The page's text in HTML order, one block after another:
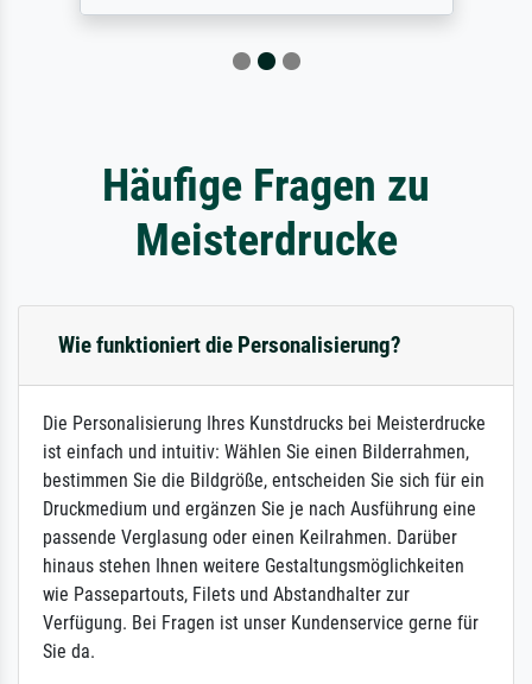
Häufige Fragen zu
Meisterdrucke
Wie funktioniert die Personalisierung?
Die Personalisierung Ihres Kunstdrucks bei Meisterdrucke
ist einfach und intuitiv: Wählen Sie einen Bilderrahmen,
bestimmen Sie die Bildgröße, entscheiden Sie sich für ein
Druckmedium und ergänzen Sie je nach Ausführung eine
passende Verglasung oder einen Keilrahmen. Darüber
hinaus stehen Ihnen weitere Gestaltungsmöglichkeiten
wie Passepartouts, Filets und Abstandhalter zur
Verfügung. Bei Fragen ist unser Kundenservice gerne für
Sie da.